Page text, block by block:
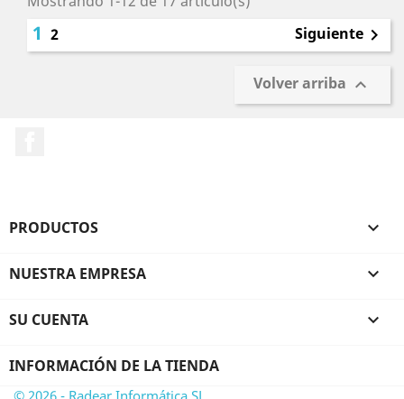
1 2 Siguiente 
Volver arriba 
PRODUCTOS 
NUESTRA EMPRESA 
SU CUENTA 
INFORMACIÓN DE LA TIENDA
© 2026 - Radear Informática SL